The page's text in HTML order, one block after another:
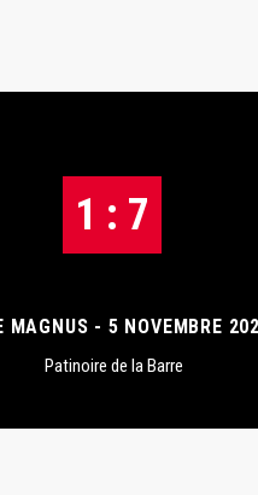
1 : 7
MAGNUS - 5 NOVEMBRE
Patinoire de la Barre